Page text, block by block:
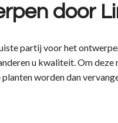
door
partij voor het
u kwaliteit. Om
worden dan